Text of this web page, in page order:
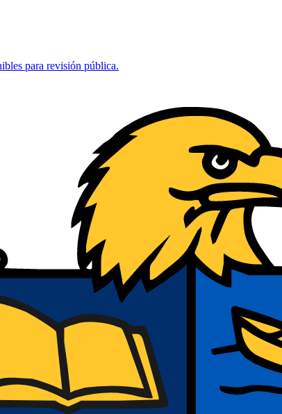
para revisión pública.